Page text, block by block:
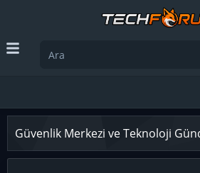
Güvenlik Merkezi ve Teknoloji